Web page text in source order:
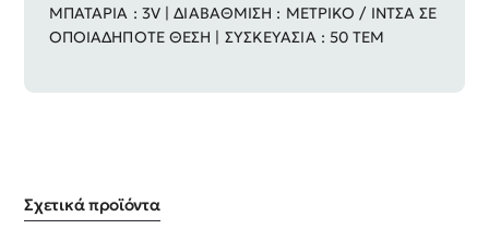
ΜΠΑΤΑΡΙΑ : 3V | ΔΙΑΒΑΘΜΙΣΗ : ΜΕΤΡΙΚΟ / ΙΝΤΣΑ ΣΕ
ΟΠΟΙΑΔΗΠΟΤΕ ΘΕΣΗ | ΣΥΣΚΕΥΑΣΙΑ : 50 ΤΕΜ
Σχετικά προϊόντα